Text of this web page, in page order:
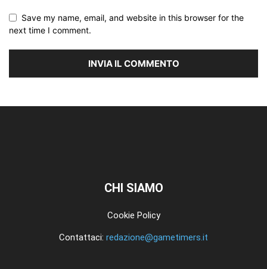
Save my name, email, and website in this browser for the
next time I comment.
CHI SIAMO
Cookie Policy
Contattaci: redazione@gametimers.it